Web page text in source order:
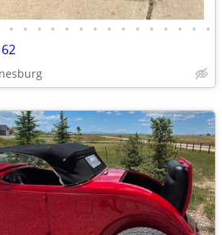
• • • • • • • • • • • • • • •